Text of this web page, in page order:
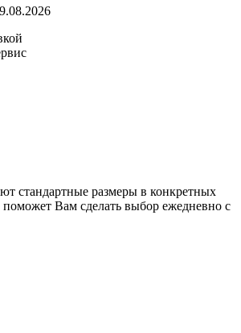
стандартные размеры в конкретных
Вам сделать выбор ежедневно с